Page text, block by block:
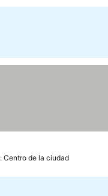
Centro de la ciudad